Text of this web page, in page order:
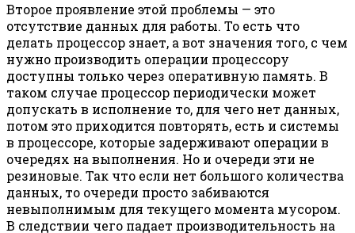
Второе проявление этой проблемы — это
отсутствие данных для работы. То есть что
делать процессор знает, а вот значения того, с чем
нужно производить операции процессору
доступны только через оперативную память. В
таком случае процессор периодически может
допускать в исполнение то, для чего нет данных,
потом это приходится повторять, есть и системы
в процессоре, которые задерживают операции в
очередях на выполнения. Но и очереди эти не
резиновые. Так что если нет большого количества
данных, то очереди просто забиваются
невыполнимым для текущего момента мусором.
В следствии чего падает производительность на